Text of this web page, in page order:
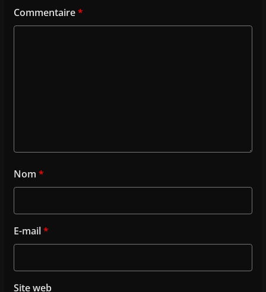
Commentaire*
Nom *
E-mail*
Site web